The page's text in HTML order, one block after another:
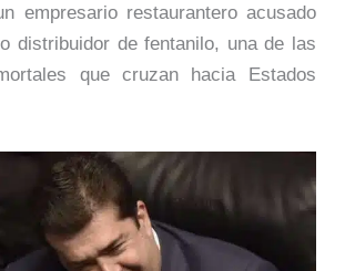
empresario restaurantero acusado
distribuidor de fentanilo, una de las
que cruzan hacia Estados